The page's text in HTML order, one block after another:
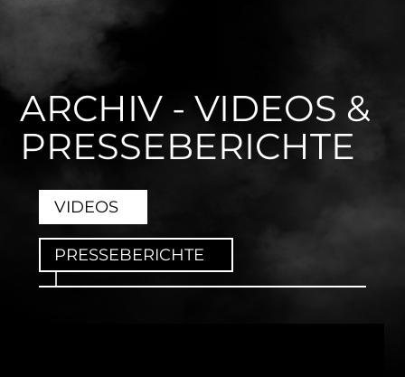
ARCHIV - VIDEOS &
PRESSEBERICHTE
VIDEOS
PRESSEBERICHTE